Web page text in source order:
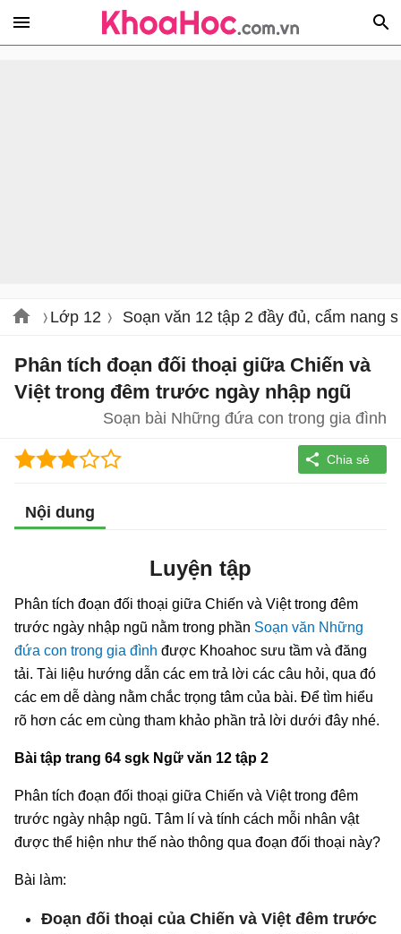
Lớp 12 Soạn văn 12 tập 2 đầy đủ, cẩm nang
Phân tích đoạn đối thoại giữa Chiến và
Việt trong đêm trước ngày nhập ngũ
Soạn bài Những đứa con trong gia đình
Nội dung
Luyện tập
Phân tích đoạn đối thoại giữa Chiến và Việt trong đêm
trước ngày nhập ngũ nằm trong phần Soạn văn Những
đứa con trong gia đình được Khoahoc sưu tầm và đăng
tải. Tài liệu hướng dẫn các em trả lời các câu hỏi, qua đó
các em dễ dàng nằm chắc trọng tâm của bài. Để tìm hiểu
rõ hơn các em cùng tham khảo phần trả lời dưới đây nhé.
Bài tập trang 64 sgk Ngữ văn 12 tập 2
Phân tích đoạn đối thoại giữa Chiến và Việt trong đêm
trước ngày nhập ngũ. Tâm lí và tính cách mỗi nhân vật
được thể hiện như thế nào thông qua đoạn đối thoại này?
Bài làm:
Đoạn đối thoại của Chiến và Việt đêm trước